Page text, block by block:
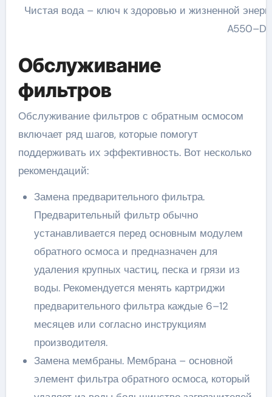
Чистая вода – ключ к здоровью и жизненной
Обслуживание
фильтров
Обслуживание фильтров с обратным осмосом
включает ряд шагов, которые помогут
поддерживать их эффективность. Вот несколько
рекомендаций:
Замена предварительного фильтра.
Предварительный фильтр обычно
устанавливается перед основным модулем
обратного осмоса и предназначен для
удаления крупных частиц, песка и грязи из
воды. Рекомендуется менять картриджи
предварительного фильтра каждые 6–12
месяцев или согласно инструкциям
производителя.
Замена мембраны. Мембрана – основной
элемент фильтра обратного осмоса, который